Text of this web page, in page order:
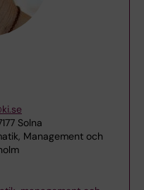
Solna
Management och